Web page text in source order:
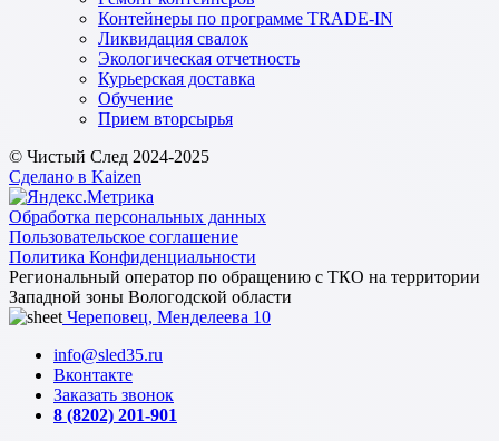
Контейнеры по программе TRADE-IN
Ликвидация свалок
Экологическая отчетность
Курьерская доставка
Обучение
Прием вторсырья
© Чистый След 2024-2025
Сделано в Kaizen
Обработка персональных данных
Пользовательское соглашение
Политика Конфиденциальности
Региональный оператор по обращению с ТКО на территории
Западной зоны Вологодской области
Череповец, Менделеева 10
info@sled35.ru
Вконтакте
Заказать звонок
8 (8202) 201-901